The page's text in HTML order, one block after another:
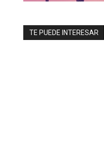
TE PUEDE INTERESAR